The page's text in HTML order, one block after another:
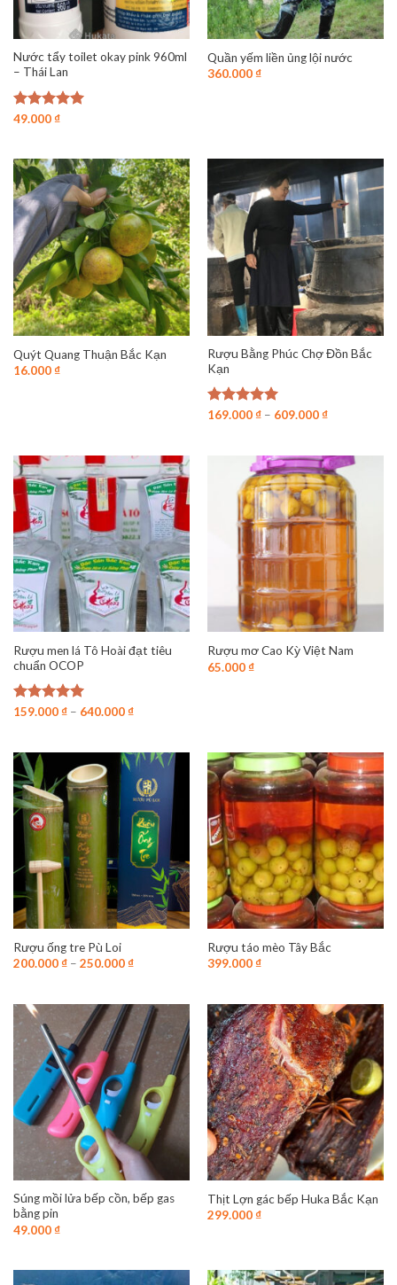
Nước tẩy toilet okay pink 960ml
– Thái Lan
Được xếp
49.000₫
Quần yếm liền ủng lội nước
360.000₫
Quýt Quang Thuận Bắc Kạn
16.000₫
Rượu Bằng Phúc Chợ Đồn Bắc
Kạn
Được xếp
169.000₫– 609.000₫
Rượu men lá Tô Hoài đạt tiêu
chuẩn OCOP
Được xếp
159.000₫– 640.000₫
Rượu mơ Cao Kỳ Việt Nam
65.000₫
Rượu ống tre Pù Loi
200.000₫– 250.000₫
Rượu táo mèo Tây Bắc
399.000₫
Súng mồi lửa bếp cồn, bếp gas
bằng pin
49.000₫
Thịt Lợn gác bếp Huka Bắc Kạn
299.000₫